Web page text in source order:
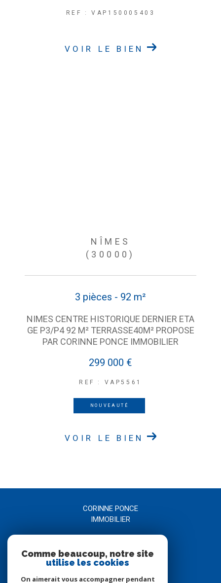
REF : VAP150005403
VOIR LE BIEN
NÎMES
(30000)
3 pièces - 92 m²
NIMES CENTRE HISTORIQUE DERNIER ETA
GE P3/P4 92 M² TERRASSE40M² PROPOSE
PAR CORINNE PONCE IMMOBILIER
299 000 €
REF : VAP5561
NOUVEAUTÉ
VOIR LE BIEN
CORINNE PONCE
IMMOBILIER
agence@corinneponce.com
7, Avenue Jean Jaurès
Comme beaucoup, notre site
utilise les cookies
On aimerait vous accompagner pendant